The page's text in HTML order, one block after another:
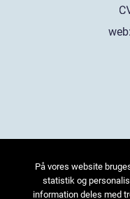
web:
På vores website
statistik og
information deles med